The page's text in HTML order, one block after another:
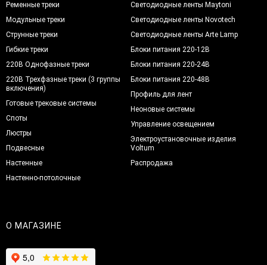
Ременные треки
Модульные треки
Струнные треки
Гибкие треки
220В Однофазные треки
220В Трехфазные треки (3 группы
включения)
Готовые трековые системы
Споты
Люстры
Подвесные
Настенные
Настенно-потолочные
Светодиодные ленты Maytoni
Светодиодные ленты Novotech
Светодиодные ленты Arte Lamp
Блоки питания 220-12В
Блоки питания 220-24В
Блоки питания 220-48В
Профиль для лент
Неоновые системы
Управление освещением
Электроустановочные изделия
Voltum
Распродажа
О МАГАЗИНЕ